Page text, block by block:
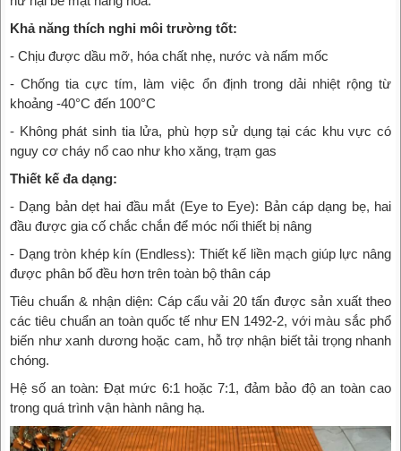
Khả năng thích nghi môi trường tốt:
- Chịu được dầu mỡ, hóa chất nhẹ, nước và nấm mốc
- Chống tia cực tím, làm việc ổn định trong dải nhiệt rộng từ
khoảng -40°C đến 100°C
- Không phát sinh tia lửa, phù hợp sử dụng tại các khu vực có
nguy cơ cháy nổ cao như kho xăng, trạm gas
Thiết kế đa dạng:
- Dạng bản dẹt hai đầu mắt (Eye to Eye): Bản cáp dạng bẹ, hai
đầu được gia cố chắc chắn để móc nối thiết bị nâng
- Dạng tròn khép kín (Endless): Thiết kế liền mạch giúp lực nâng
được phân bố đều hơn trên toàn bộ thân cáp
Tiêu chuẩn & nhận diện: Cáp cẩu vải 20 tấn được sản xuất theo
các tiêu chuẩn an toàn quốc tế như EN 1492-2, với màu sắc phổ
biến như xanh dương hoặc cam, hỗ trợ nhận biết tải trọng nhanh
chóng.
Hệ số an toàn: Đạt mức 6:1 hoặc 7:1, đảm bảo độ an toàn cao
trong quá trình vận hành nâng hạ.